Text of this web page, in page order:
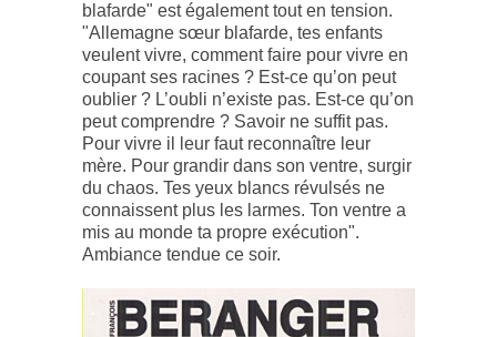
blafarde" est également tout en tension.
"Allemagne sœur blafarde, tes enfants
veulent vivre, comment faire pour vivre en
coupant ses racines ? Est-ce qu’on peut
oublier ? L’oubli n’existe pas. Est-ce qu’on
peut comprendre ? Savoir ne suffit pas.
Pour vivre il leur faut reconnaître leur
mère. Pour grandir dans son ventre, surgir
du chaos. Tes yeux blancs révulsés ne
connaissent plus les larmes. Ton ventre a
mis au monde ta propre exécution".
Ambiance tendue ce soir.